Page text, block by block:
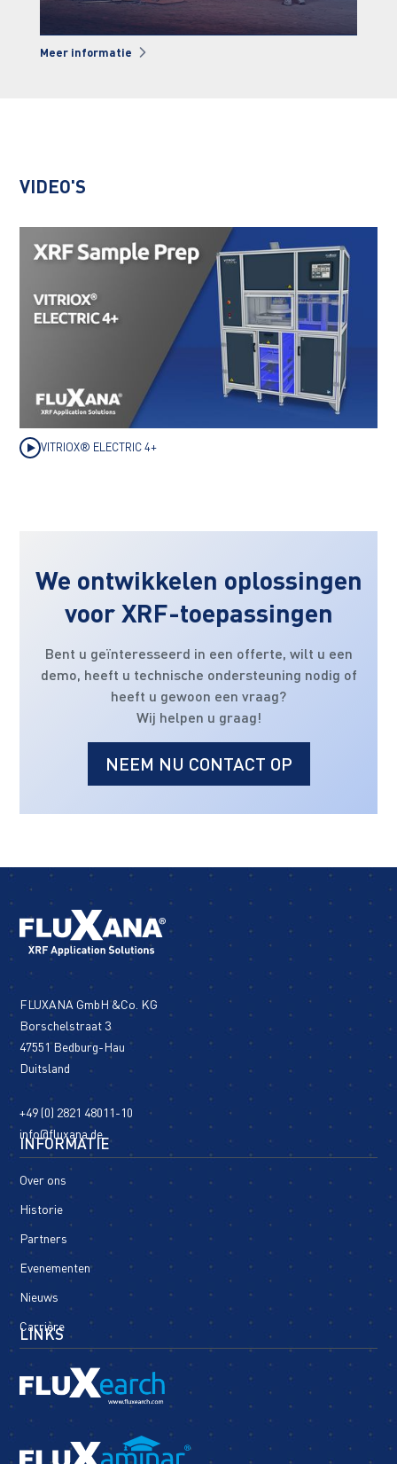
Meer informatie
VIDEO'S
VITRIOX® ELECTRIC 4+
We ontwikkelen oplossingen
voor XRF-toepassingen
Bent u geïnteresseerd in een offerte, wilt u een
demo, heeft u technische ondersteuning nodig of
heeft u gewoon een vraag?
Wij helpen u graag!
NEEM NU CONTACT OP
FLUXANA GmbH &Co. KG
Borschelstraat 3
47551 Bedburg-Hau
Duitsland
+49 (0) 2821 48011-10
info@fluxana.de
INFORMATIE
Over ons
Historie
Partners
Evenementen
Nieuws
Carrière
LINKS